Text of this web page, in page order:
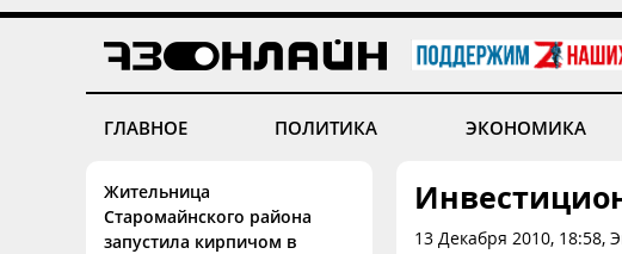
ГЛАВНОЕ ПОЛИТИКА ЭКОНОМИКА
Жительница
Старомайнского района
запустила кирпичом в
13 Декабря 2010, 18:58,